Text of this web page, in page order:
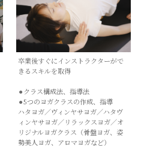
卒業後すぐにインストラクターがで
きるスキルを取得
⚫︎クラス構成法、指導法
⚫︎5つのヨガクラスの作成、指導
ハタヨガ／ヴィンヤサヨガ／ハタヴ
ィンヤサヨガ／リラックスヨガ／オ
リジナルヨガクラス（骨盤ヨガ、姿
勢美人ヨガ、アロマヨガなど）